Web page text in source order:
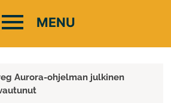
Aurora-ohjelman julkinen